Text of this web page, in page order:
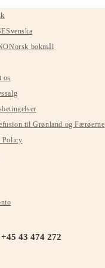
Svenska
Norsk bokmål
os
til Grønland og Færøerne
Policy
43 474 272